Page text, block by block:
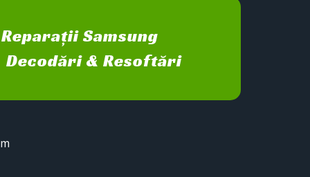
Reparații Samsung
Decodări & Resoftări